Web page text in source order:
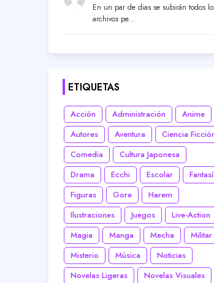
En un par de dias se subirán todos
archivos pe...
ETIQUETAS
Acción Administración
Anime
Autores
Aventura
Ciencia
Comedia
Cultura Japonesa
Drama
Ecchi Escolar
Figuras
Gore
Harem
Ilustraciones
Juegos
Live-Action
Magia
Manga Mecha
Militar
Misterio
Música
Noticias
Novelas Ligeras
Novelas Visuales